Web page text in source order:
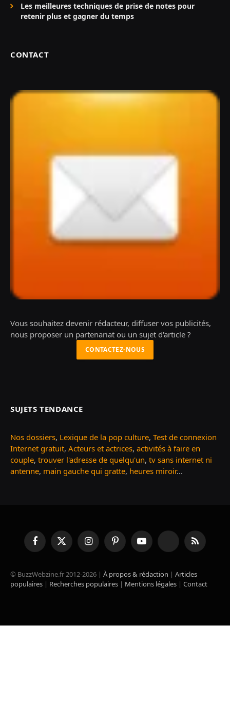
Les meilleures techniques de prise de notes pour
retenir plus et gagner du temps
CONTACT
Vous souhaitez devenir rédacteur, diffuser vos publicités,
nous proposer un partenariat ou un sujet d'article ?
CONTACTEZ-NOUS
SUJETS TENDANCE
Nos dossiers, Lexique de la pop culture, Test de connexion
Internet gratuit, Acteurs et actrices, activités à faire en
couple, trouver l'adresse de quelqu'un, tv sans internet ni
antenne, main gauche qui gratte, heures miroir...
FacebookX
(Twitter)
InstagramPinterestYouTube TikTok RSS
© BuzzWebzine.fr 2012-2026 | À propos & rédaction | Articles
populaires | Recherches populaires | Mentions légales | Contact